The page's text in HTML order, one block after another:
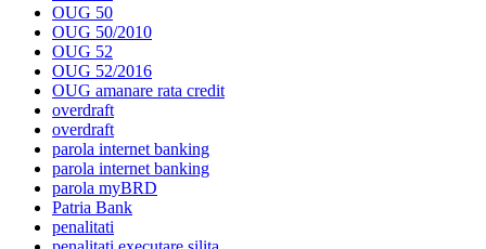
OUG 50
OUG 50/2010
OUG 52
OUG 52/2016
OUG amanare rata credit
overdraft
overdraft
parola internet banking
parola internet banking
parola myBRD
Patria Bank
penalitati